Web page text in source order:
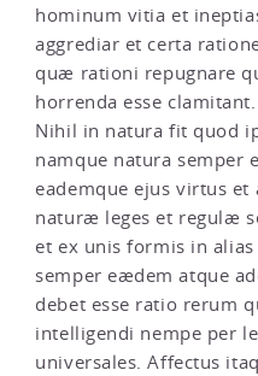
hominum vitia et
aggrediar et certa
quæ rationi repugnare
horrenda esse
Nihil in natura fit quod
namque natura semper
eademque ejus virtus
naturæ leges et regulæ
et ex unis formis in
semper eædem atque
debet esse ratio rerum
intelligendi nempe per
universales. Affectus